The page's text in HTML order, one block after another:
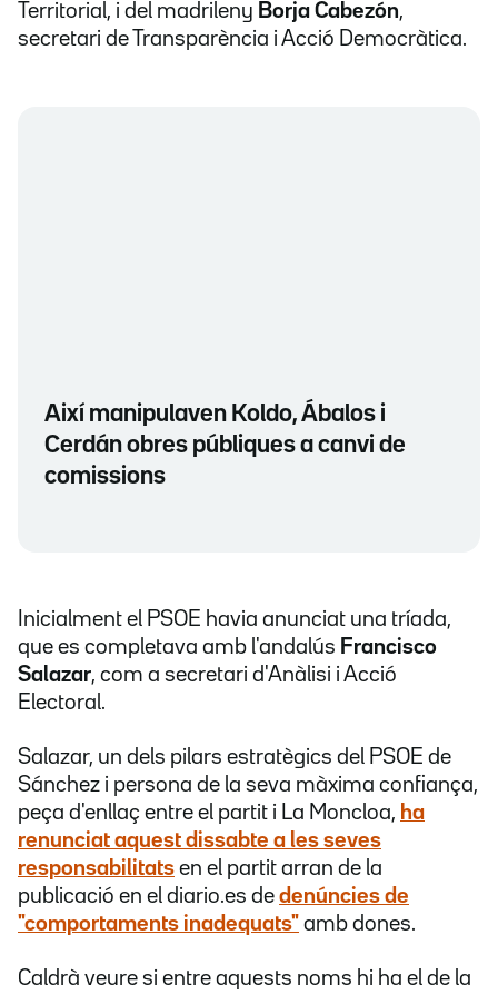
Territorial, i del madrileny Borja Cabezón,
secretari de Transparència i Acció Democràtica.
Així manipulaven Koldo, Ábalos i
Cerdán obres públiques a canvi de
comissions
Inicialment el PSOE havia anunciat una tríada,
que es completava amb l'andalús Francisco
Salazar, com a secretari d'Anàlisi i Acció
Electoral.
Salazar, un dels pilars estratègics del PSOE de
Sánchez i persona de la seva màxima confiança,
peça d'enllaç entre el partit i La Moncloa, ha
renunciat aquest dissabte a les seves
responsabilitats en el partit arran de la
publicació en el diario.es de denúncies de
"comportaments inadequats" amb dones.
Caldrà veure si entre aquests noms hi ha el de la